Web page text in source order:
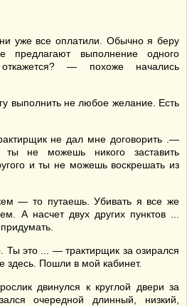
уже все оплатили. Обычно я беру
предлагают выполнение одного
— похоже начались
выполнить не любое желание. Есть
не дал мне договорить .—
ты не можешь никого заставить
и ты не можешь воскрешать из
— то путаешь. Убивать я все же
А насчет двух других пунктов ...
это ... — трактирщик за озирался
Пошли в мой кабинет.
двинулся к круглой двери за
очередной длинный, низкий,